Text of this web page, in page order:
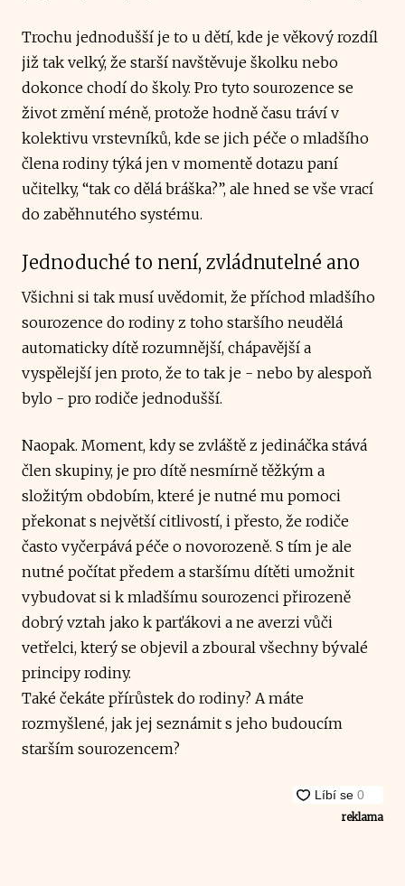
Trochu jednodušší je to u dětí, kde je věkový rozdíl
již tak velký, že starší navštěvuje školku nebo
dokonce chodí do školy. Pro tyto sourozence se
život změní méně, protože hodně času tráví v
kolektivu vrstevníků, kde se jich péče o mladšího
člena rodiny týká jen v momentě dotazu paní
učitelky, “tak co dělá bráška?”, ale hned se vše vrací
do zaběhnutého systému.
Jednoduché to není, zvládnutelné ano
Všichni si tak musí uvědomit, že příchod mladšího
sourozence do rodiny z toho staršího neudělá
automaticky dítě rozumnější, chápavější a
vyspělejší jen proto, že to tak je - nebo by alespoň
bylo - pro rodiče jednodušší.
Naopak. Moment, kdy se zvláště z jedináčka stává
člen skupiny, je pro dítě nesmírně těžkým a
složitým obdobím, které je nutné mu pomoci
překonat s největší citlivostí, i přesto, že rodiče
často vyčerpává péče o novorozeně. S tím je ale
nutné počítat předem a staršímu dítěti umožnit
vybudovat si k mladšímu sourozenci přirozeně
dobrý vztah jako k parťákovi a ne averzi vůči
vetřelci, který se objevil a zboural všechny bývalé
principy rodiny.
Také čekáte přírůstek do rodiny? A máte
rozmyšlené, jak jej seznámit s jeho budoucím
starším sourozencem?
reklama